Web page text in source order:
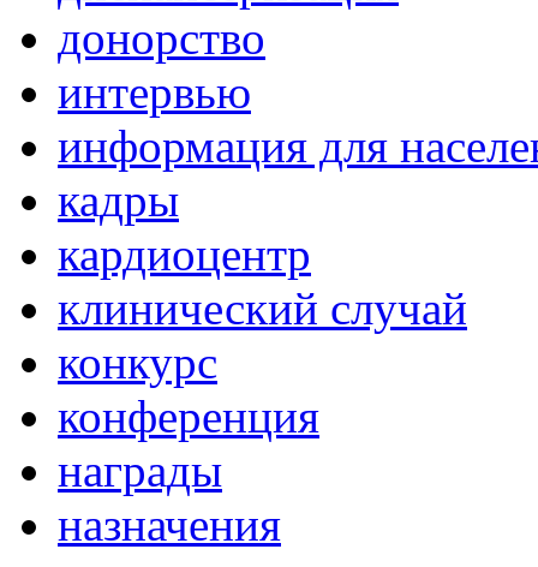
донорство
интервью
информация для
кадры
кардиоцентр
клинический случай
конкурс
конференция
награды
назначения